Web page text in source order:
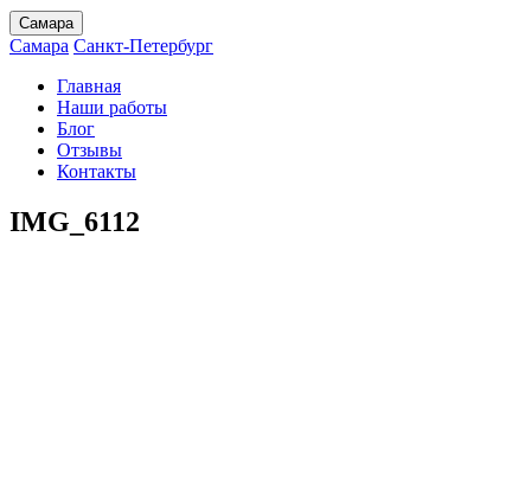
Самара
Самара Санкт-Петербург
Главная
Наши работы
Блог
Отзывы
Контакты
IMG_6112